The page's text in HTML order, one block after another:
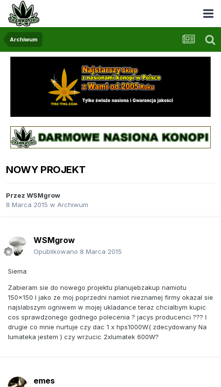
Archiwum
NOWY PROJEKT
Przez WSMgrow
8 Marca 2015 w Archiwum
WSMgrow
Opublikowano 8 Marca 2015
Siema
Zabieram sie do nowego projektu planujebzakup namiotu
150x150 I jako ze moj poprzedni namiot nieznamej firmy okazal sie
najslabszym ogniwem w mojej ukladance teraz chcialbym kupic
cos sprawdzonego godnego polecenia ? jacys producenci ??? I
drugie co mnie nurtuje czy dac 1 x hps1000W( zdecydowany Na
lumateka jestem ) czy wrzucic 2xlumatek 600W?
emes